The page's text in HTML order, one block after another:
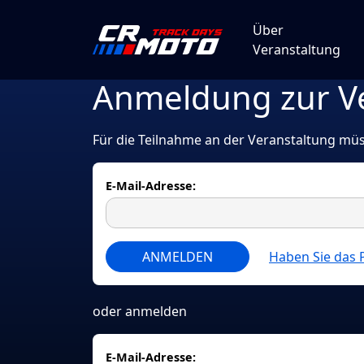
Über
Veranstaltung
Anmeldung zur
Für die Teilnahme an der Veranstaltung
E-Mail-Adresse:
ANMELDEN Haben Sie das
oder anmelden
E-Mail-Adresse: